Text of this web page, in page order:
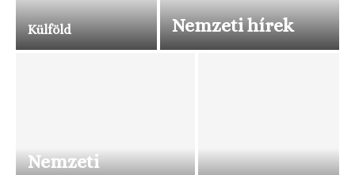
Külföld Nemzeti hírek
Nemzeti